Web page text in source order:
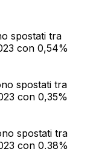
spostati tra
con 0,54%
spostati tra
con 0,35%
spostati tra
con 0,38%